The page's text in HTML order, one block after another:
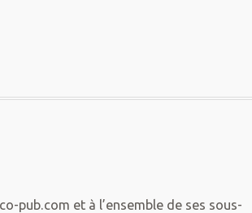
pub.com et à l’ensemble de ses sous-